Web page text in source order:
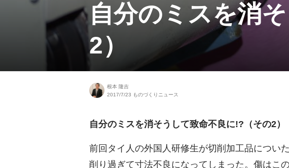
自分のミスを消
2）
根本 隆吉
2017/7/23 ものづくりニュース
自分のミスを消そうして致命不良に!?（その2）
前回 タイ人の外国人研修生が切削加工品につい
削り過ぎて寸法不良になってしまった。傷はこ